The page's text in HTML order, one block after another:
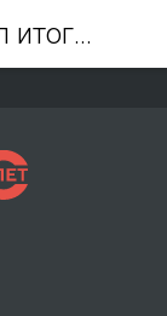
«Русский Уголь» подвел итоги биржевых торгов энергетическим углем на СПбМТСБ за 2023 год - Журнал Горная промышленность